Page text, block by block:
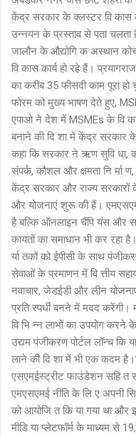
केंद्र सरकार के क्लस्टर वि कास
उन्नयन के प्रस्ताव से पता चलता
जालौन के औद्योगि क अस्थान
वि कास कार्य हो रहे हैं।
का करीब 35 फीसदी काम पूरा
फोरम को मुख्य भाषण देते हुए,
एपाओ ने देश में MSMEs के वि
बनाने की दि शा में केंद्र सरकार
कहा कि सरकार ने ऋण सुवि धा,
संपर्क, कौशल और क्षमता नि र्मा
केंद्र सरकार और राज्य सरकारों
और योजनाएं शुरू की हैं।
है बल्कि ऑनलाइन चैंपि यंस और
कायतों का समाधान भी कर रहा
र्या तकों को ईपीसी के साथ
सेवाओं के प्रमाणन में वि त्तीय
नवाचार, जेडईडी और लीन
प्रति स्पर्धी बनने में मदद करेंगी।
वि भि न्न लाभों का उपयोग करने
उद्यम पंजीकरण पोर्टल लॉन्च कि
लाने की दि शा में भी एक कदम
एसएमईस्ट्रीट फाउंडेशन सहि त
एमएसएमई नीति के लि ए अपनी
को आयोजि त कि या गया था
मीडि या प्लेटफॉर्म के माध्यम से